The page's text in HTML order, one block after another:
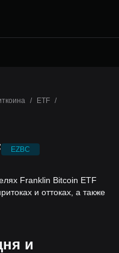
/ ETF /
EZBC
Franklin Bitcoin ETF
и оттоках, а также
и